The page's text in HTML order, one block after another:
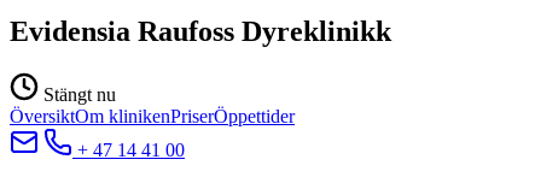
Evidensia Raufoss Dyreklinikk
Stängt nu
ÖversiktOm klinikenPriserÖppettider
+ 47 14 41 00